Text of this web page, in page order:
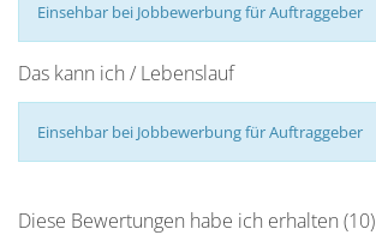
Einsehbar bei Jobbewerbung für Auftraggeber
Das kann ich / Lebenslauf
Einsehbar bei Jobbewerbung für Auftraggeber
Diese Bewertungen habe ich erhalten (10)